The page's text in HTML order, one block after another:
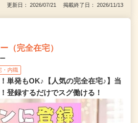
更新日： 2026/07/21 掲載終了日： 2026/11/13
（完全在宅）
・内職
単発もOK♪【人気の完全在宅♪】当
登録するだけでスグ働ける！